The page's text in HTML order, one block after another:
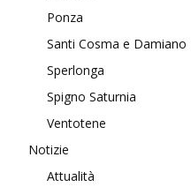
Ponza
Santi Cosma e Damiano
Sperlonga
Spigno Saturnia
Ventotene
Notizie
Attualità